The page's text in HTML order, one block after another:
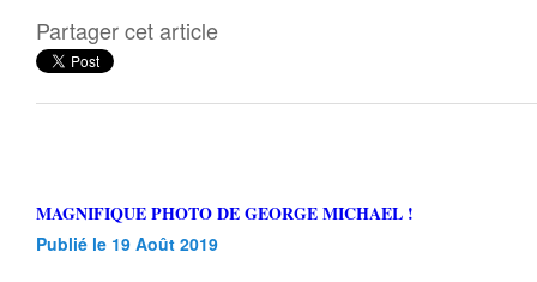
Partager cet article
MAGNIFIQUE PHOTO DE GEORGE MICHAEL !
Publié le 19 Août 2019